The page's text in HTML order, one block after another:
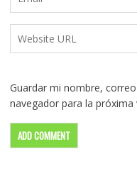
Guardar mi nombre,
navegador para la